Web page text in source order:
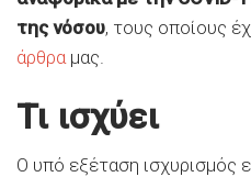
της νόσου, τους οποίους
άρθρα μας.
Τι ισχύει
Ο υπό εξέταση ισχυρισμός